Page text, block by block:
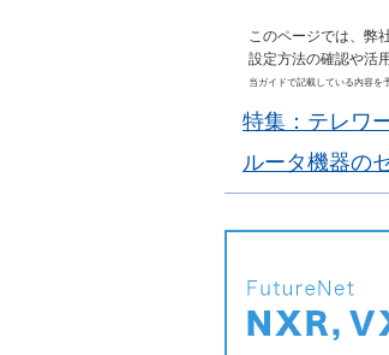
このページでは、弊
設定方法の確認や活
当ガイドで記載している内容を
特集：テレワ
ルータ機器の